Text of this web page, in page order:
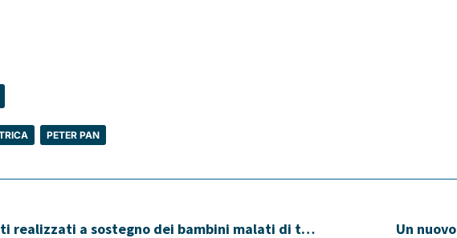
PETER PAN
Un anno di progetti realizzati a sostegno dei bambini malati di tumore Un